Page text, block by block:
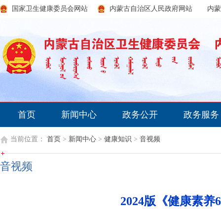
国家卫生健康委员会网站 内蒙古自治区人民政府网站 内
首页 新闻中心 政务公开 政务服务
当前位置： 首页 > 新闻中心 > 健康知识 > 音视频
音视频
2024版《健康素养